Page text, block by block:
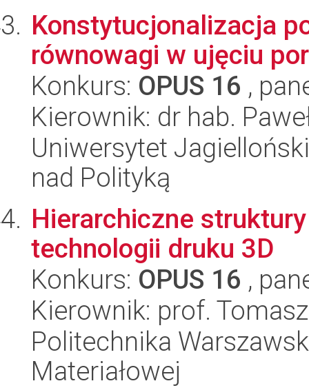
Konstytucjonalizacja
równowagi w ujęciu
Konkurs: OPUS 16 ,
Kierownik: dr hab.
Uniwersytet
nad Polityką
Hierarchiczne
technologii druku 3D
Konkurs: OPUS 16 ,
Kierownik: prof.
Politechnika
Materiałowej